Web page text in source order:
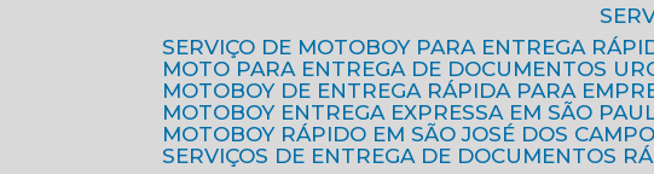
SERVIÇO DE MOTOBOY PARA ENTREGA
MOTO PARA ENTREGA DE DOCUMENTOS
MOTOBOY DE ENTREGA RÁPIDA PARA
MOTOBOY ENTREGA EXPRESSA EM SÃO
MOTOBOY RÁPIDO EM SÃO JOSÉ DOS
SERVIÇOS DE ENTREGA DE DOCUMENTOS